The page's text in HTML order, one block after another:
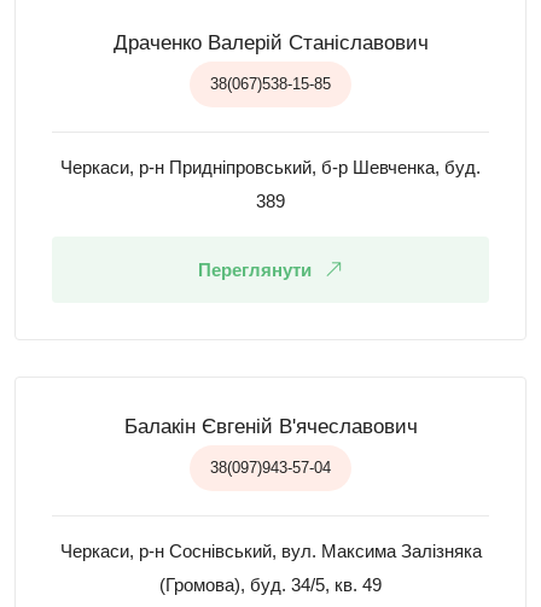
Драченко Валерій Станіславович
38(067)538-15-85
Черкаси, р-н Придніпровський, б-р Шевченка, буд.
389
Переглянути
Балакін Євгеній В'ячеславович
38(097)943-57-04
Черкаси, р-н Соснівський, вул. Максима Залізняка
(Громова), буд. 34/5, кв. 49